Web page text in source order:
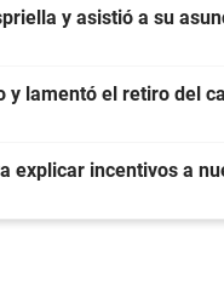
y asistió a su
y lamentó el retiro del
explicar incentivos a